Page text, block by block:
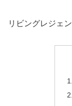
リビングレジェ